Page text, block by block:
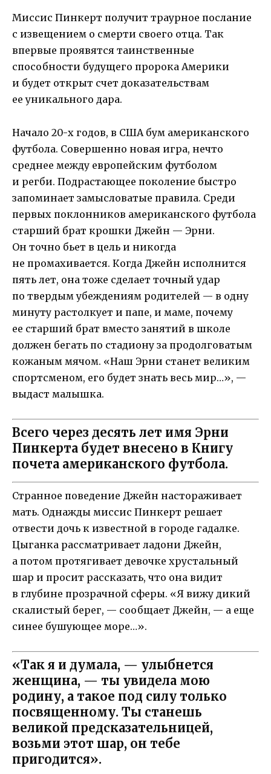
Миссис Пинкерт получит траурное послание
с извещением о смерти своего отца. Так
впервые проявятся таинственные
способности будущего пророка Америки
и будет открыт счет доказательствам
ее уникального дара.
Начало 20-х годов, в США бум американского
футбола. Совершенно новая игра, нечто
среднее между европейским футболом
и регби. Подрастающее поколение быстро
запоминает замысловатые правила. Среди
первых поклонников американского футбола
старший брат крошки Джейн — Эрни.
Он точно бьет в цель и никогда
не промахивается. Когда Джейн исполнится
пять лет, она тоже сделает точный удар
по твердым убеждениям родителей — в одну
минуту растолкует и папе, и маме, почему
ее старший брат вместо занятий в школе
должен бегать по стадиону за продолговатым
кожаным мячом. «Наш Эрни станет великим
спортсменом, его будет знать весь мир…», —
выдаст малышка.
Всего через десять лет имя Эрни
Пинкерта будет внесено в Книгу
почета американского футбола.
Странное поведение Джейн настораживает
мать. Однажды миссис Пинкерт решает
отвести дочь к известной в городе гадалке.
Цыганка рассматривает ладони Джейн,
а потом протягивает девочке хрустальный
шар и просит рассказать, что она видит
в глубине прозрачной сферы. «Я вижу дикий
скалистый берег, — сообщает Джейн, — а еще
синее бушующее море…».
«Так я и думала, — улыбнется
женщина, — ты увидела мою
родину, а такое под силу только
посвященному. Ты станешь
великой предсказательницей,
возьми этот шар, он тебе
пригодится».